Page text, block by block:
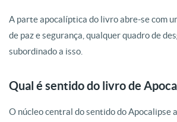
A parte apocalíptica do livro abre-se com
de paz e segurança, qualquer quadro de
subordinado a isso.
Qual é sentido do livro de
O núcleo central do sentido do Apocalipse